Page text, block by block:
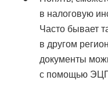
в налоговую
Часто бывает
в другом
документы
с помощью